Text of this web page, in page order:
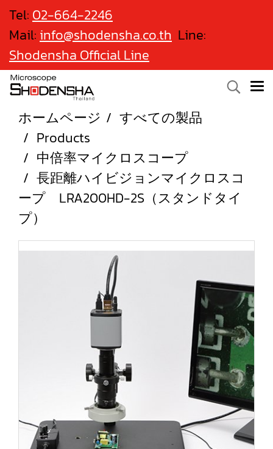
Tel: 02-664-2246
Mail: info@shodensha.co.th Line:
Shodensha Official Line
ホームページ
すべての製品
Products
中倍率マイクロスコープ
長距離ハイビジョンマイクロスコ
ープ LRA200HD-2S（スタンドタイ
プ）